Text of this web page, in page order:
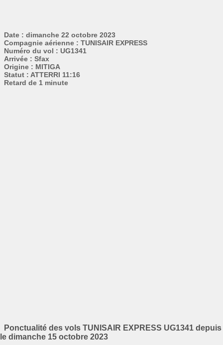
Date : dimanche 22 octobre 2023
Compagnie aérienne : TUNISAIR EXPRESS
Numéro du vol : UG1341
Arrivée : Sfax
Origine : MITIGA
Statut : ATTERRI 11:16
Retard de 1 minute
Ponctualité des vols TUNISAIR EXPRESS UG1341 depuis
le dimanche 15 octobre 2023